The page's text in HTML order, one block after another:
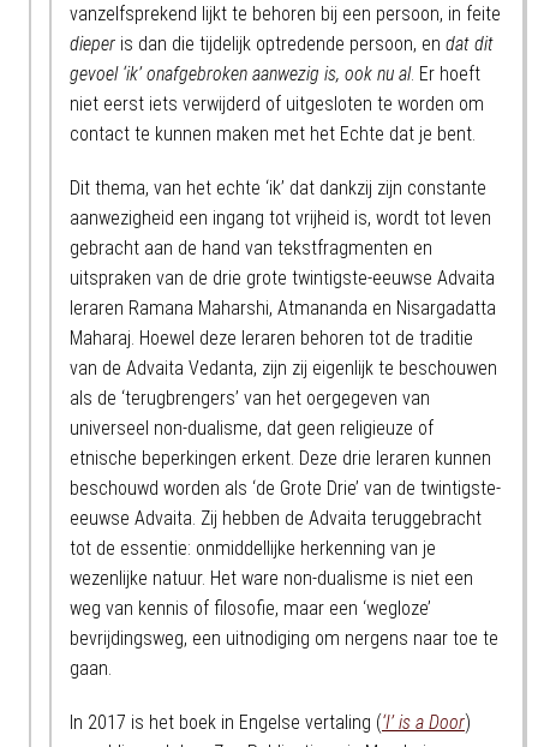
vanzelfsprekend lijkt te behoren bij een persoon, in feite
dieperis dan die tijdelijk optredende persoon, en dat dit
gevoel ‘ik’ onafgebroken aanwezig is, ook nu al. Er hoeft
niet eerst iets verwijderd of uitgesloten te worden om
contact te kunnen maken met het Echte dat je bent.
Dit thema, van het echte ‘ik’ dat dankzij zijn constante
aanwezigheid een ingang tot vrijheid is, wordt tot leven
gebracht aan de hand van tekstfragmenten en
uitspraken van de drie grote twintigste-eeuwse Advaita
leraren Ramana Maharshi, Atmananda en Nisargadatta
Maharaj. Hoewel deze leraren behoren tot de traditie
van de Advaita Vedanta, zijn zij eigenlijk te beschouwen
als de ‘terugbrengers’ van het oergegeven van
universeel non-dualisme, dat geen religieuze of
etnische beperkingen erkent. Deze drie leraren kunnen
beschouwd worden als ‘de Grote Drie’ van de twintigste-
eeuwse Advaita. Zij hebben de Advaita teruggebracht
tot de essentie: onmiddellijke herkenning van je
wezenlijke natuur. Het ware non-dualisme is niet een
weg van kennis of filosofie, maar een ‘wegloze’
bevrijdingsweg, een uitnodiging om nergens naar toe te
gaan.
In 2017 is het boek in Engelse vertaling (‘I’ is a Door)